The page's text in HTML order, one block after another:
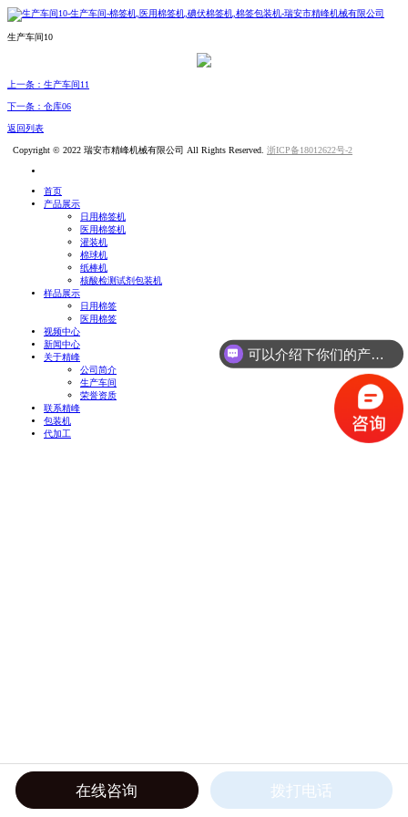
生产车间10
上一条：生产车间11
下一条：仓库06
返回列表
Copyright © 2022 瑞安市精峰机械有限公司 All Rights Reserved. 浙ICP备18012622号-2
首页
产品展示
日用棉签机
医用棉签机
灌装机
棉球机
纸棒机
核酸检测试剂包装机
样品展示
日用棉签
医用棉签
视频中心
新闻中心
关于精峰
公司简介
生产车间
荣誉资质
联系精峰
包装机
代加工
可以介绍下你们的产品么？
在线咨询 拨打电话